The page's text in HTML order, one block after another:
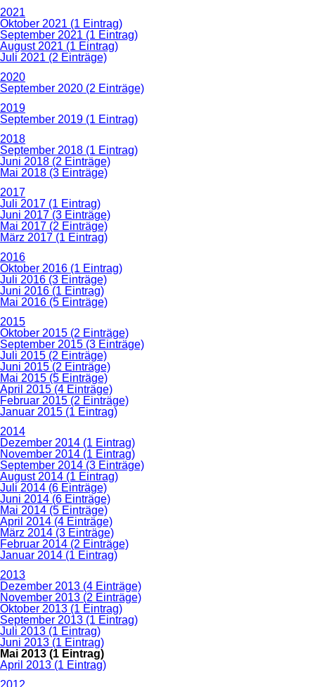
2021
Oktober 2021 (1 Eintrag)
September 2021 (1 Eintrag)
August 2021 (1 Eintrag)
Juli 2021 (2 Einträge)
2020
September 2020 (2 Einträge)
2019
September 2019 (1 Eintrag)
2018
September 2018 (1 Eintrag)
Juni 2018 (2 Einträge)
Mai 2018 (3 Einträge)
2017
Juli 2017 (1 Eintrag)
Juni 2017 (3 Einträge)
Mai 2017 (2 Einträge)
März 2017 (1 Eintrag)
2016
Oktober 2016 (1 Eintrag)
Juli 2016 (3 Einträge)
Juni 2016 (1 Eintrag)
Mai 2016 (5 Einträge)
2015
Oktober 2015 (2 Einträge)
September 2015 (3 Einträge)
Juli 2015 (2 Einträge)
Juni 2015 (2 Einträge)
Mai 2015 (5 Einträge)
April 2015 (4 Einträge)
Februar 2015 (2 Einträge)
Januar 2015 (1 Eintrag)
2014
Dezember 2014 (1 Eintrag)
November 2014 (1 Eintrag)
September 2014 (3 Einträge)
August 2014 (1 Eintrag)
Juli 2014 (6 Einträge)
Juni 2014 (6 Einträge)
Mai 2014 (5 Einträge)
April 2014 (4 Einträge)
März 2014 (3 Einträge)
Februar 2014 (2 Einträge)
Januar 2014 (1 Eintrag)
2013
Dezember 2013 (4 Einträge)
November 2013 (2 Einträge)
Oktober 2013 (1 Eintrag)
September 2013 (1 Eintrag)
Juli 2013 (1 Eintrag)
Juni 2013 (1 Eintrag)
Mai 2013 (1 Eintrag)
April 2013 (1 Eintrag)